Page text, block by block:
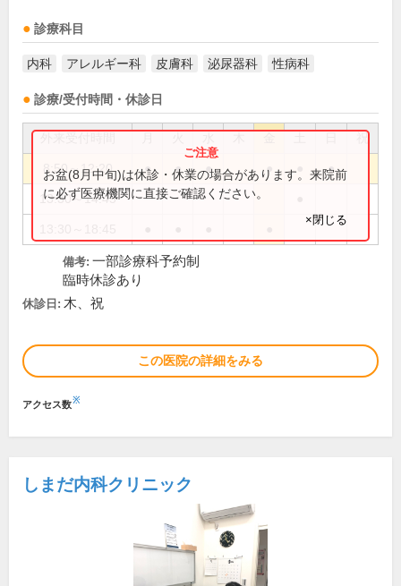
診療科目
内科 アレルギー科 皮膚科 泌尿器科 性病科
診療/受付時間・休診日
祝
8:50～12:20 ● ● ● ● ●
13:30～14:45
お盆(8月中旬)は休診・休業の場合があります。来院前
に必ず医療機関に直接ご確認ください。
×閉じる
備考: 一部診療科予約制
臨時休診あり
休診日: 木、祝
この医院の詳細をみる
アクセス数※
しまだ内科クリニック